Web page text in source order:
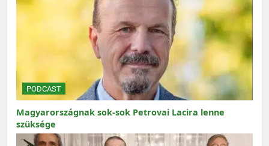
PODCAST
Magyarországnak sok-sok Petrovai Lacira lenne
szüksége